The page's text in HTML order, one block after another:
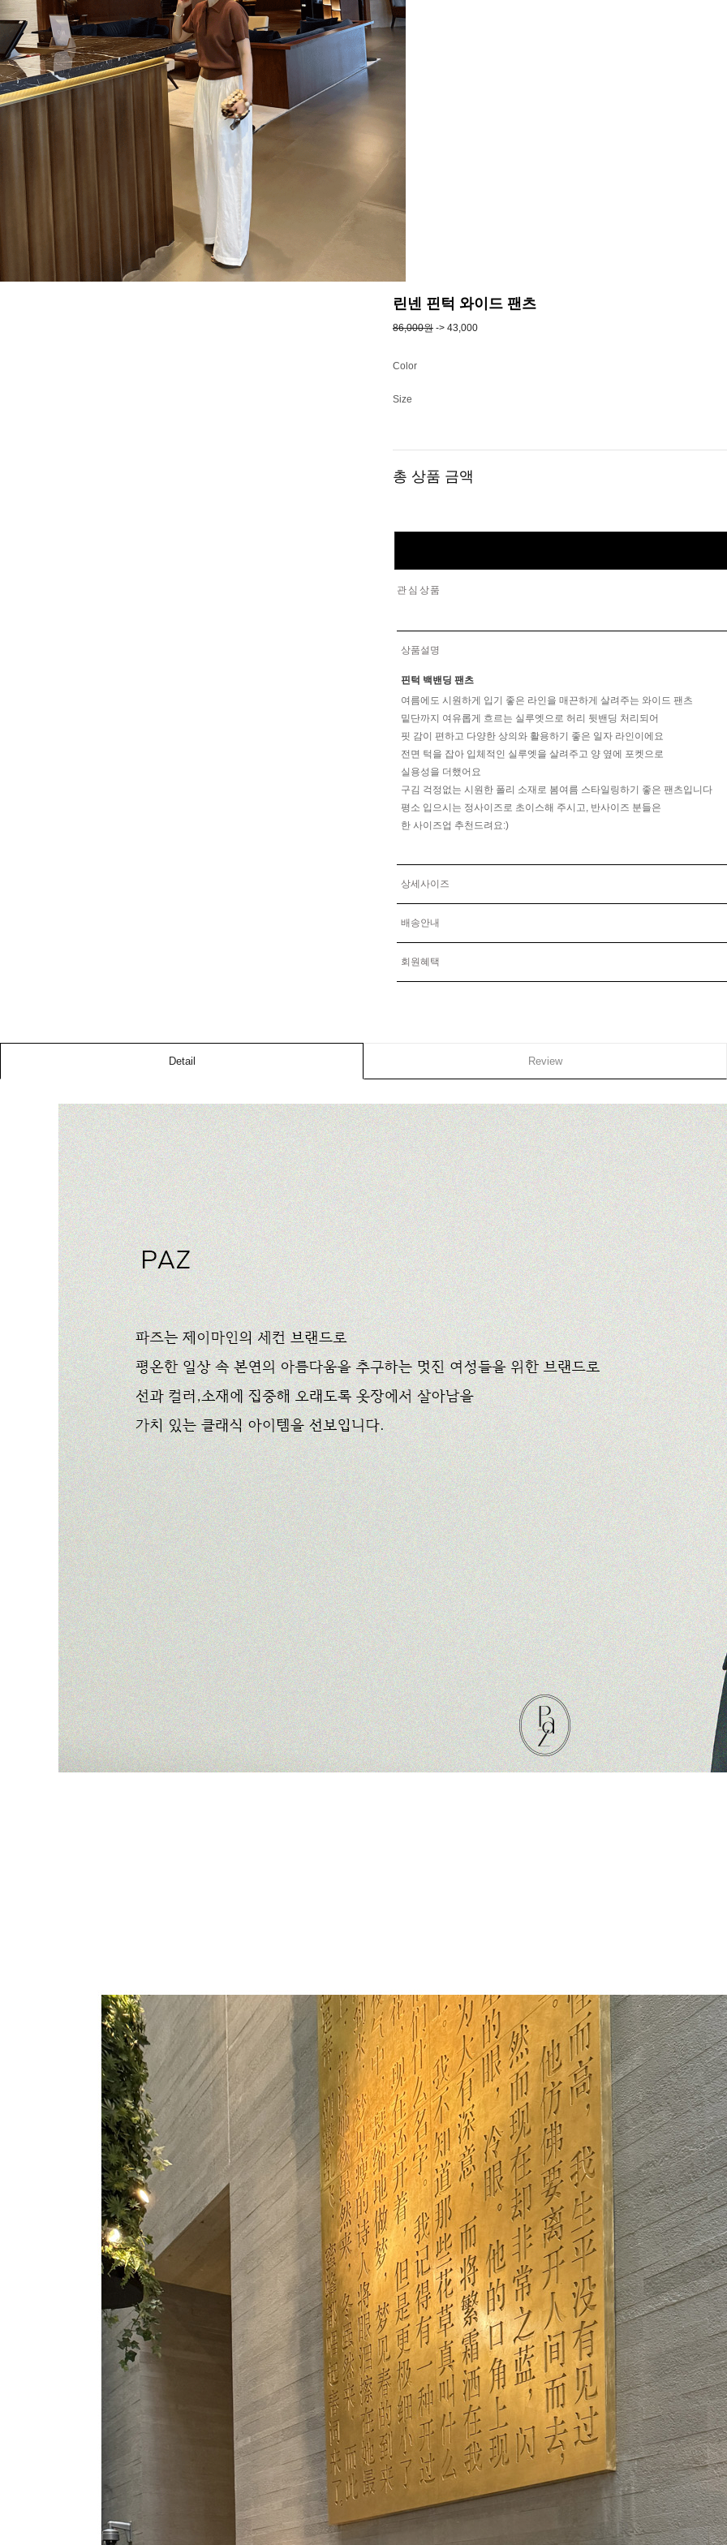
린넨 핀턱 와이드 팬츠
86,000원 -> 43,000
Color
Size
총 상품 금액
관심상품
상품설명
핀턱 백밴딩 팬츠
여름에도 시원하게 입기 좋은 라인을 매끈하게 살려주는 와이드 팬츠
밑단까지 여유롭게 흐르는 실루엣으로 허리 뒷밴딩 처리되어
핏 감이 편하고 다양한 상의와 활용하기 좋은 일자 라인이에요
전면 턱을 잡아 입체적인 실루엣을 살려주고 양 옆에 포켓으로
실용성을 더했어요
구김 걱정없는 시원한 폴리 소재로 봄여름 스타일링하기 좋은 팬츠입니다
평소 입으시는 정사이즈로 초이스해 주시고, 반사이즈 분들은
한 사이즈업 추천드려요:)
상세사이즈
배송안내
회원혜택
Detail Review